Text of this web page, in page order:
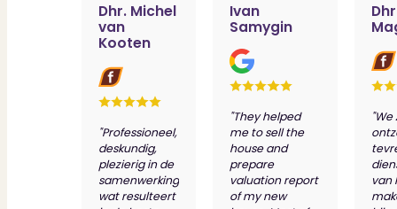
Dhr. Michel
van
Kooten
"Professioneel,
deskundig,
plezierig in de
samenwerking
wat resulteert
Ivan
Samygin
"They helped
me to sell the
house and
prepare
valuation report
of my new
"We
van